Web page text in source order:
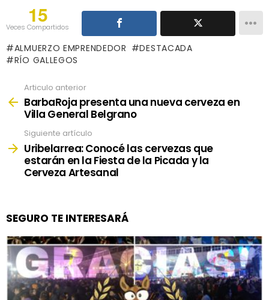
15
Veces Compartidos
ALMUERZO EMPRENDEDOR
DESTACADA
RÍO GALLEGOS
more
Articulo anterior
BarbaRoja presenta una nueva cerveza en
Villa General Belgrano
Siguiente artículo
Uribelarrea: Conocé las cervezas que
estarán en la Fiesta de la Picada y la
Cerveza Artesanal
SEGURO TE INTERESARÁ